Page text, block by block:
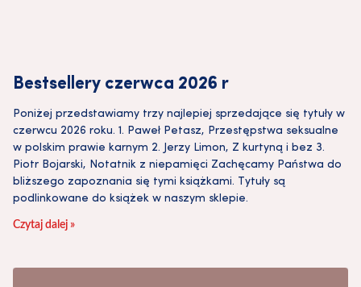
Bestsellery czerwca 2026 r
Poniżej przedstawiamy trzy najlepiej sprzedające się tytuły w
czerwcu 2026 roku. 1. Paweł Petasz, Przestępstwa seksualne
w polskim prawie karnym 2. Jerzy Limon, Z kurtyną i bez 3.
Piotr Bojarski, Notatnik z niepamięci Zachęcamy Państwa do
bliższego zapoznania się tymi książkami. Tytuły są
podlinkowane do książek w naszym sklepie.
Czytaj dalej »